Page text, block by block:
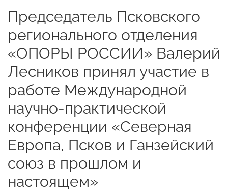
Председатель Псковского
регионального отделения
«ОПОРЫ РОССИИ» Валерий
Лесников принял участие в
работе Международной
научно-практической
конференции «Северная
Европа, Псков и Ганзейский
союз в прошлом и
настоящем»